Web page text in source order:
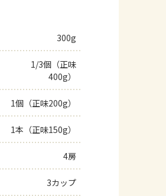
よくあるお問い合わせ
お買い物
PARK とは
300g
1/3個（正味
400g）
1個（正味200g）
1本（正味150g）
4房
3カップ